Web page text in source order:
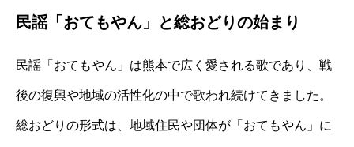
民謡「おてもやん」と総おどりの始まり
民謡「おてもやん」は熊本で広く愛される歌であり、戦
後の復興や地域の活性化の中で歌われ続けてきました。
総おどりの形式は、地域住民や団体が「おてもやん」に